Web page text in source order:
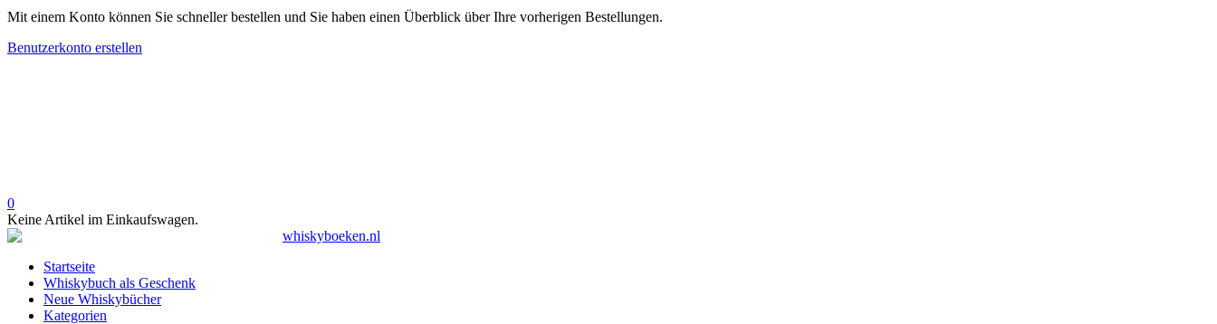
Mit einem Konto können Sie schneller bestellen und Sie haben einen Überblick über Ihre vorherigen Bestellungen.
Benutzerkonto erstellen
0
Keine Artikel im Einkaufswagen.
Startseite
Whiskybuch als Geschenk
Neue Whiskybücher
Kategorien